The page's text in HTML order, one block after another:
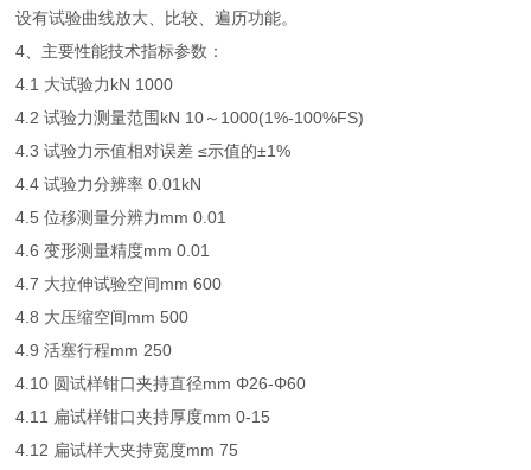
设有试验曲线放大、比较、遍历功能。
4、主要性能技术指标参数：
4.1 大试验力kN 1000
4.2 试验力测量范围kN 10～1000(1%-100%FS)
4.3 试验力示值相对误差 ≤示值的±1%
4.4 试验力分辨率 0.01kN
4.5 位移测量分辨力mm 0.01
4.6 变形测量精度mm 0.01
4.7 大拉伸试验空间mm 600
4.8 大压缩空间mm 500
4.9 活塞行程mm 250
4.10 圆试样钳口夹持直径mm Φ26-Φ60
4.11 扁试样钳口夹持厚度mm 0-15
4.12 扁试样大夹持宽度mm 75